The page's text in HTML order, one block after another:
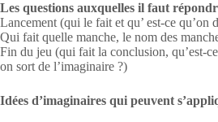
Les questions auxquelles il faut
Lancement (qui le fait et qu’ est-ce qu’on
Qui fait quelle manche, le nom des
Fin du jeu (qui fait la conclusion, qu’est-
on sort de l’imaginaire ?)
Idées d’imaginaires qui peuvent